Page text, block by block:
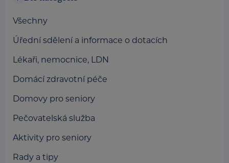
Všechny
Úřední sdělení a informace o dotacích
Lékaři, nemocnice, LDN
Domácí zdravotní péče
Domovy pro seniory
Pečovatelská služba
Aktivity pro seniory
Rady a tipy